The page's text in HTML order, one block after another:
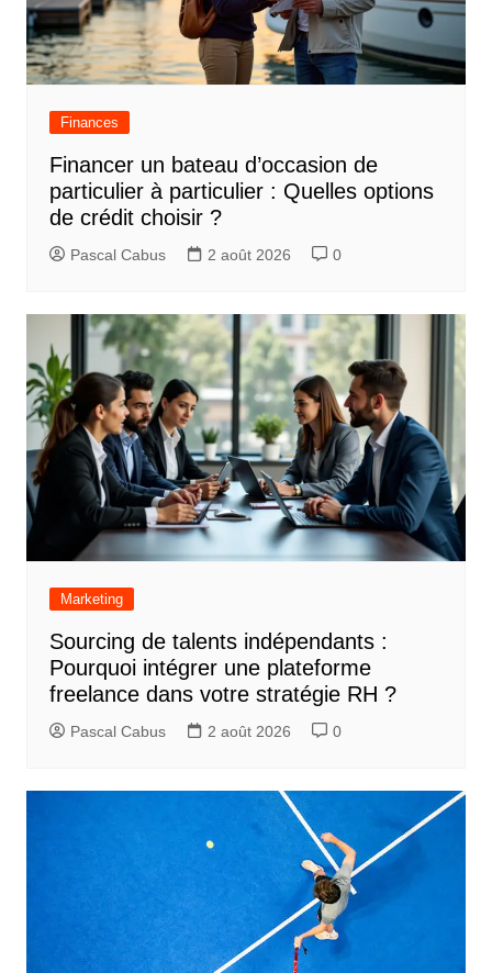
Finances
Financer un bateau d’occasion de
particulier à particulier : Quelles options
de crédit choisir ?
Pascal Cabus 2 août 2026 0
Marketing
Sourcing de talents indépendants :
Pourquoi intégrer une plateforme
freelance dans votre stratégie RH ?
Pascal Cabus 2 août 2026 0